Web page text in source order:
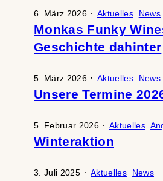
6. März 2026 · Aktuelles News
Monkas Funky
Geschichte dahinter
5. März 2026 · Aktuelles News
Unsere Termine
5. Februar 2026 · Aktuelles
Winteraktion
3. Juli 2025 · Aktuelles News